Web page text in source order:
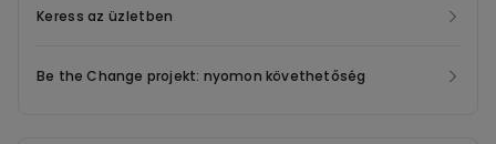
Keress az üzletben
Be the Change projekt: nyomon követhetőség